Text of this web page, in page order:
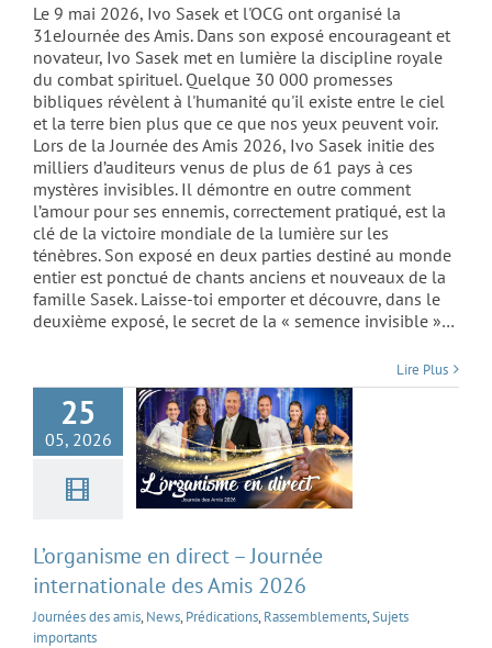
Le 9 mai 2026, Ivo Sasek et l'OCG ont organisé la
31eJournée des Amis. Dans son exposé encourageant et
novateur, Ivo Sasek met en lumière la discipline royale
du combat spirituel. Quelque 30 000 promesses
bibliques révèlent à l'humanité qu'il existe entre le ciel
et la terre bien plus que ce que nos yeux peuvent voir.
Lors de la Journée des Amis 2026, Ivo Sasek initie des
milliers d’auditeurs venus de plus de 61 pays à ces
mystères invisibles. Il démontre en outre comment
l’amour pour ses ennemis, correctement pratiqué, est la
clé de la victoire mondiale de la lumière sur les
ténèbres. Son exposé en deux parties destiné au monde
entier est ponctué de chants anciens et nouveaux de la
famille Sasek. Laisse-toi emporter et découvre, dans le
deuxième exposé, le secret de la « semence invisible »…
Lire Plus
25
05, 2026
L’organisme en
direct – Journée
Amis 2026
L’organisme en direct – Journée
internationale des Amis 2026
Journées des amis, News, Prédications, Rassemblements,Sujets
importants